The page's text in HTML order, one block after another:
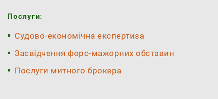
Послуги:
Судово-економічна експертиза
Засвідчення форс-мажорних обставин
Послуги митного брокера